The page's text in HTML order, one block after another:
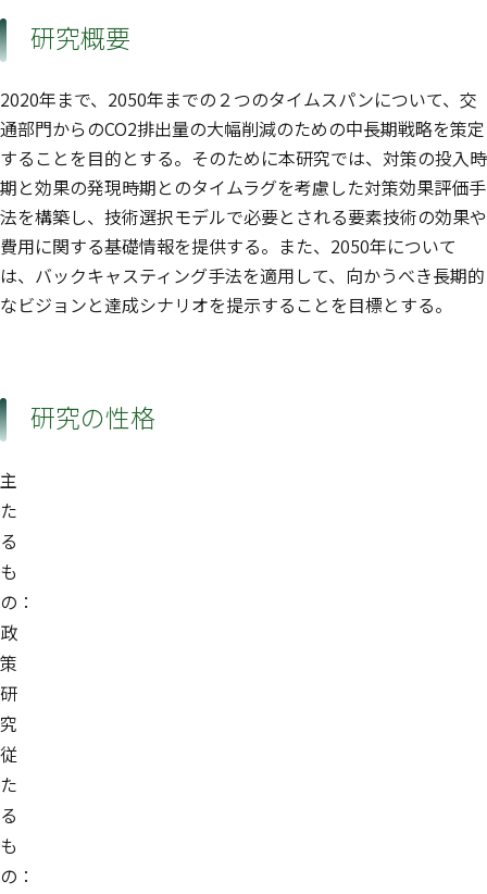
研究概要
2020年まで、2050年までの２つのタイムスパンについて、交
通部門からのCO2排出量の大幅削減のための中長期戦略を策定
することを目的とする。そのために本研究では、対策の投入時
期と効果の発現時期とのタイムラグを考慮した対策効果評価手
法を構築し、技術選択モデルで必要とされる要素技術の効果や
費用に関する基礎情報を提供する。また、2050年について
は、バックキャスティング手法を適用して、向かうべき長期的
なビジョンと達成シナリオを提示することを目標とする。
研究の性格
主
た
る
も
の：
政
策
研
究
従
た
る
も
の：